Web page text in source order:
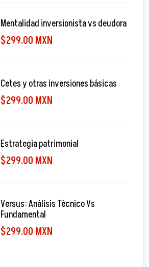
Mentalidad inversionista vs deudora
$299.00 MXN
Cetes y otras inversiones básicas
$299.00 MXN
Estrategia patrimonial
$299.00 MXN
Versus: Análisis Técnico Vs
Fundamental
$299.00 MXN